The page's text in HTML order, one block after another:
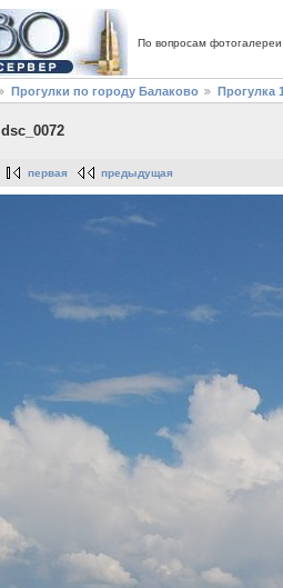
По вопросам
Прогулки по городу Балаково Прогулка
dsc_0072
первая предыдущая